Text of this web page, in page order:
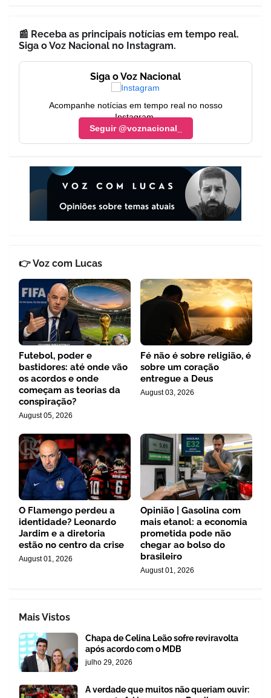
📰 Receba as principais notícias em tempo real.
Siga o Voz Nacional no Instagram.
Siga o Voz Nacional
Acompanhe notícias em tempo real no nosso
Instagram.
Seguir @voznacional_
👉 Voz com Lucas
Futebol, poder e
bastidores: até onde vão
os acordos e onde
começam as teorias da
conspiração?
August 05, 2026
Fé não é sobre religião, é
sobre um coração
entregue a Deus
August 03, 2026
O Flamengo perdeu a
identidade? Leonardo
Jardim e a diretoria
estão no centro da crise
August 01, 2026
Opinião | Gasolina com
mais etanol: a economia
prometida pode não
chegar ao bolso do
brasileiro
August 01, 2026
Mais Vistos
Chapa de Celina Leão sofre reviravolta
após acordo com o MDB
julho 29, 2026
A verdade que muitos não queriam ouvir: